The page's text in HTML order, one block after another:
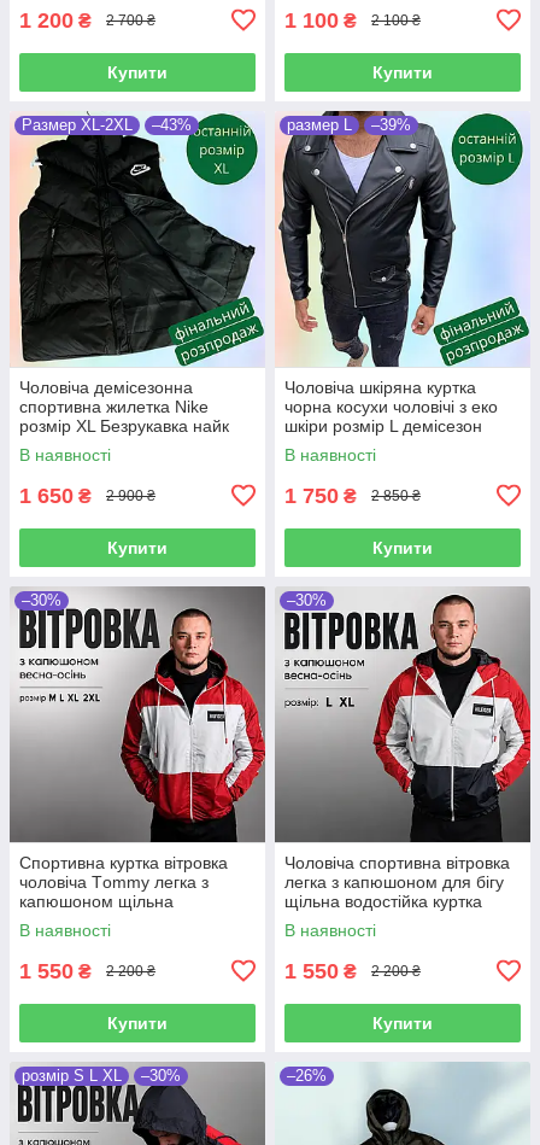
1 200 ₴ 2 700 ₴
Купити
1 100 ₴ 2 100 ₴
Купити
Размер XL-2XL –43%
Чоловіча демісезонна
спортивна жилетка Nike
розмір XL Безрукавка найк
стьогана утеплена
холофайбер
В наявності
1 650 ₴ 2 900 ₴
Купити
размер L –39%
Чоловіча шкіряна куртка
чорна косухи чоловічі з еко
шкіри розмір L демісезон
В наявності
1 750 ₴ 2 850 ₴
Купити
–30%
Спортивна куртка вітровка
чоловіча Тommy легка з
капюшоном щільна
водостійка якісний пошив
В наявності
1 550 ₴ 2 200 ₴
Купити
–30%
Чоловіча спортивна вітровка
легка з капюшоном для бігу
щільна водостійка куртка
повсякденна демісезон
турецька
В наявності
1 550 ₴ 2 200 ₴
Купити
розмір S L XL –30% –26%